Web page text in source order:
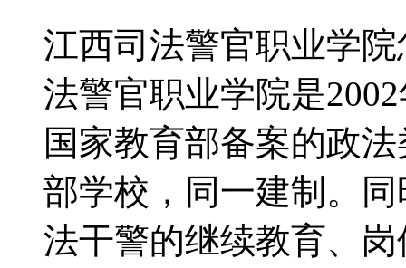
江西司法警官职业学
法警官职业学院是
国家教育部备案的政
部学校，同一建制。
法干警的继续教育、